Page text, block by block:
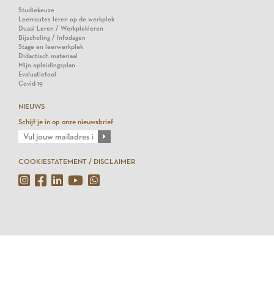
Studiekeuze
Leerroutes leren op de werkplek
Duaal Leren / Werkplekleren
Bijscholing / Infodagen
Stage en leerwerkplek
Didactisch materiaal
Mijn opleidingsplan
Evaluatietool
Covid-19
NIEUWS
Schijf je in op onze nieuwsbrief
COOKIESTATEMENT / DISCLAIMER